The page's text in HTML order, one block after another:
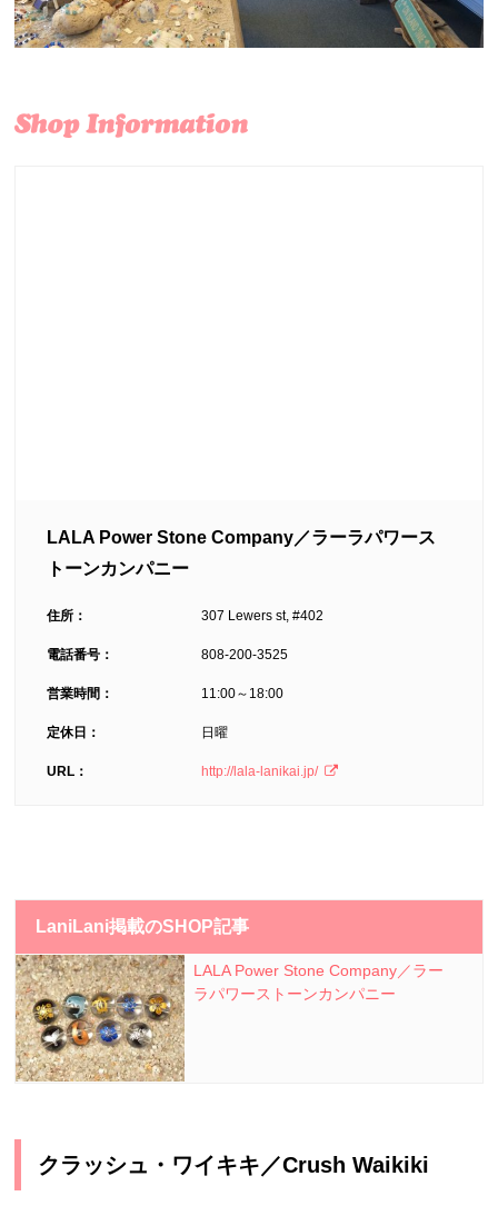
LALA Power Stone Company／ラーラパワース
トーンカンパニー
住所： 307 Lewers st, #402
電話番号： 808-200-3525
営業時間： 11:00～18:00
定休日： 日曜
URL： http://lala-lanikai.jp/
LaniLani掲載のSHOP記事
LALA Power Stone Company／ラー
ラパワーストーンカンパニー
クラッシュ・ワイキキ／Crush Waikiki